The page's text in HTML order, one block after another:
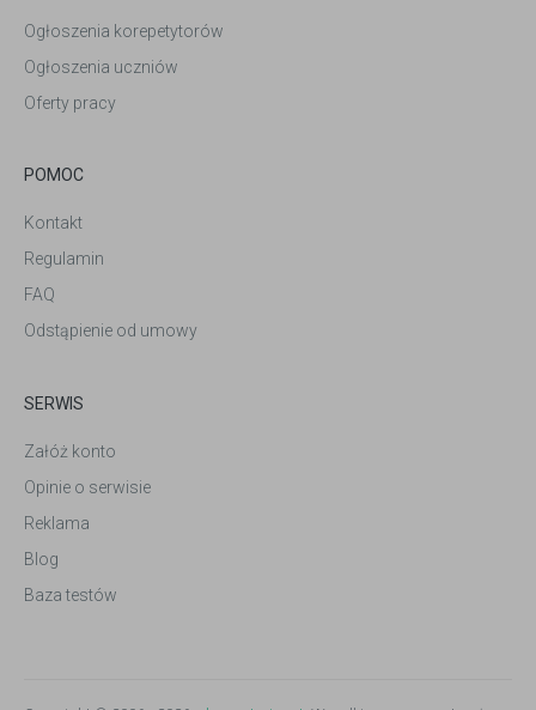
Ogłoszenia korepetytorów
Ogłoszenia uczniów
Oferty pracy
POMOC
Kontakt
Regulamin
FAQ
Odstąpienie od umowy
SERWIS
Załóż konto
Opinie o serwisie
Reklama
Blog
Baza testów